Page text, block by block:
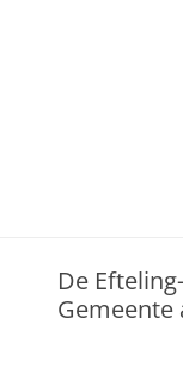
De
Gemeente